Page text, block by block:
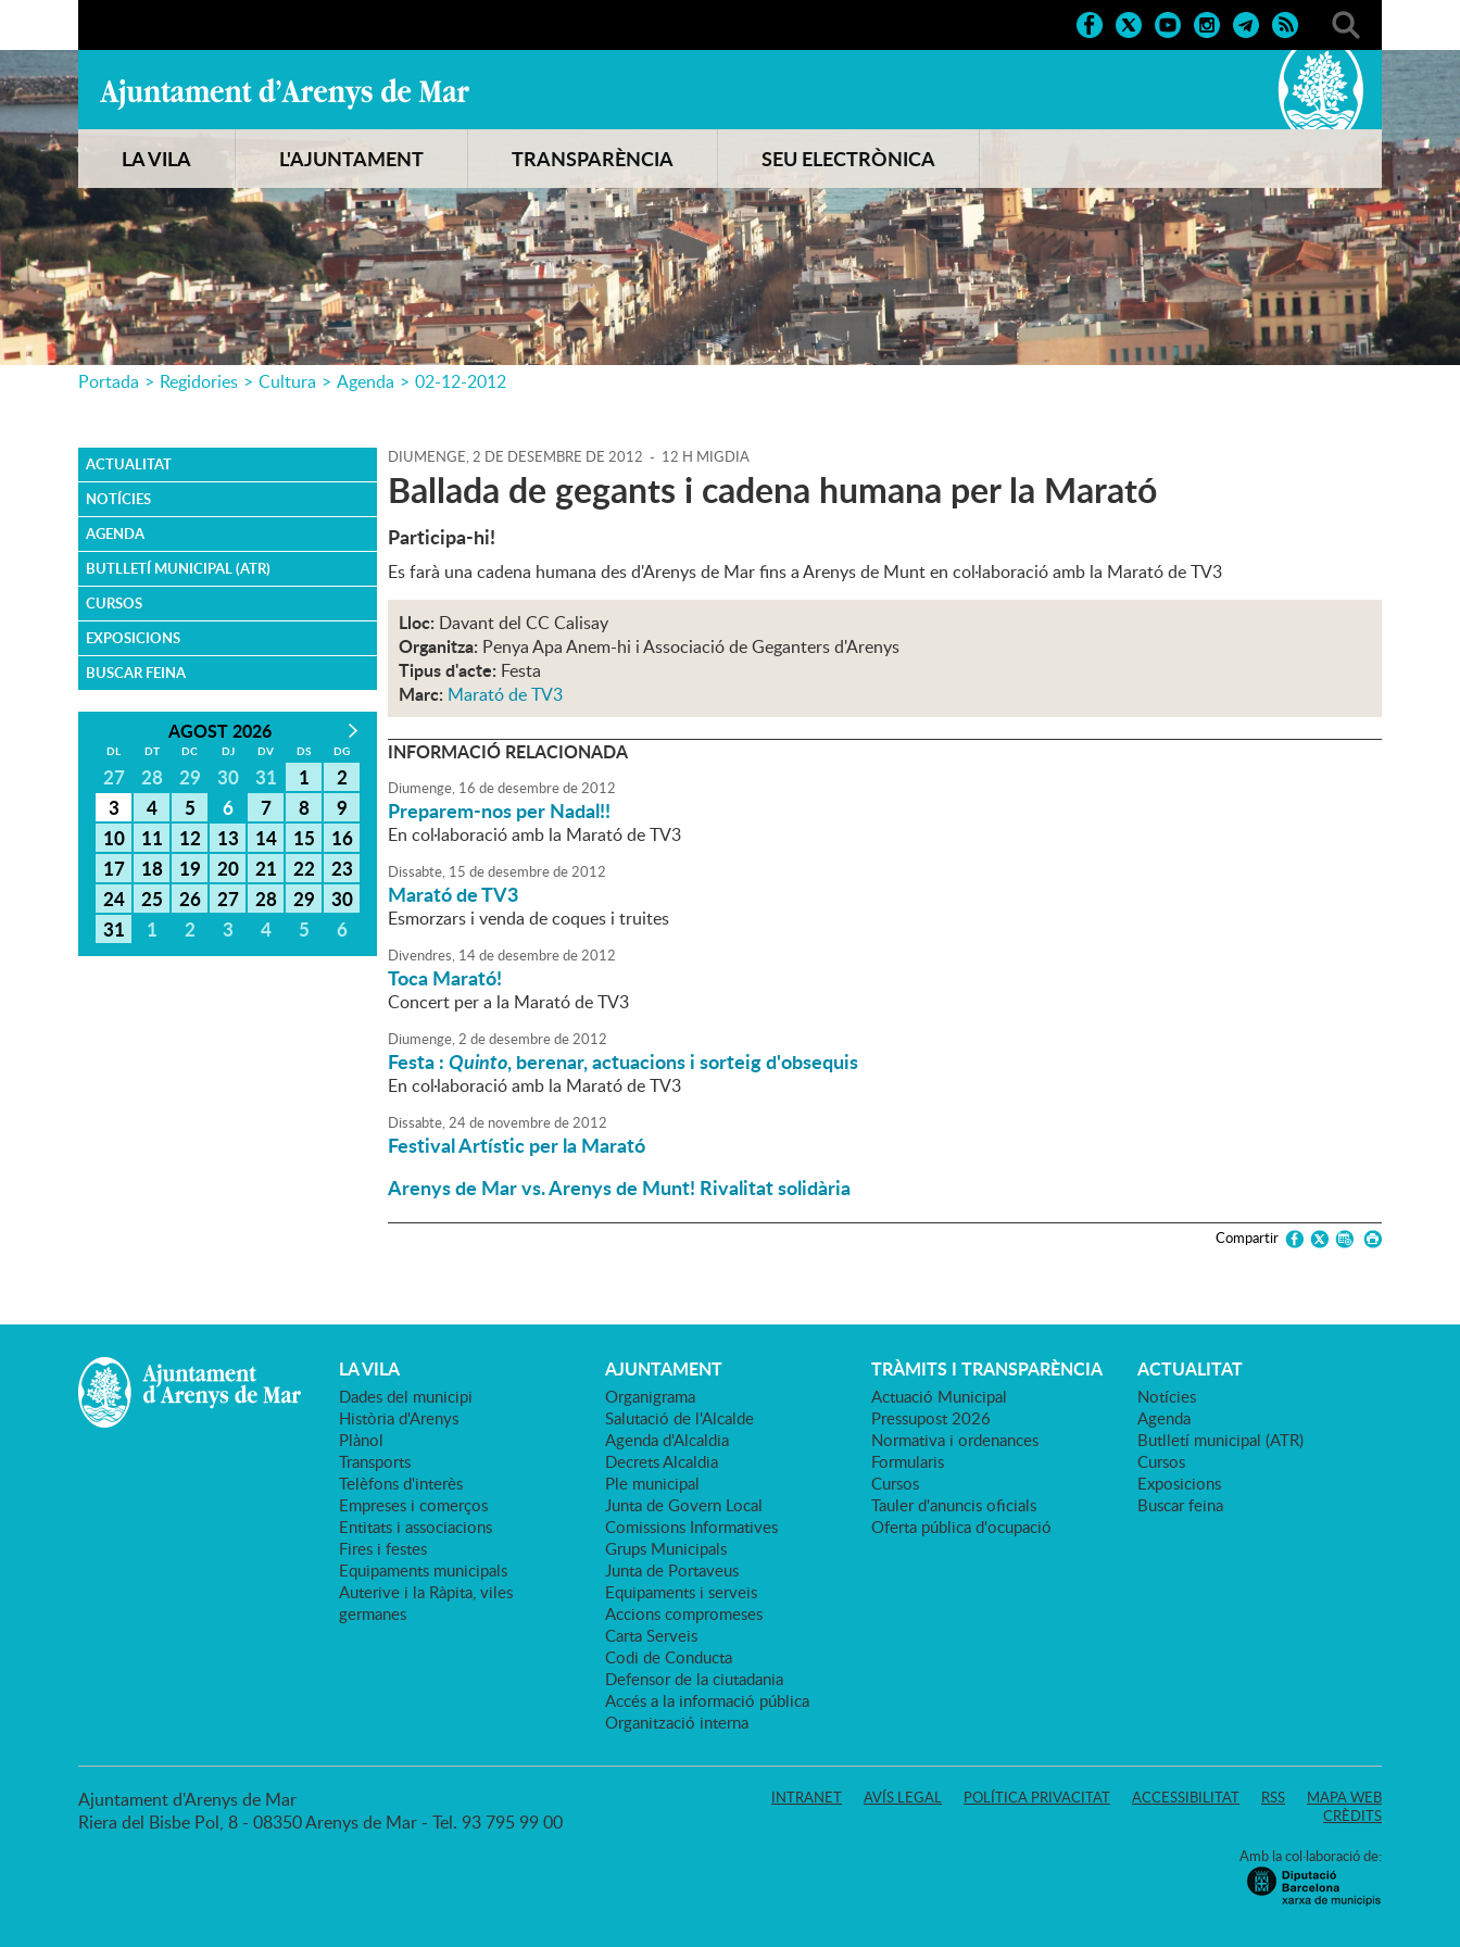
LA VILA L'AJUNTAMENT TRANSPARÈNCIA SEU ELECTRÒNICA
Portada > Regidories > Cultura > Agenda > 02-12-2012
ACTUALITAT
NOTÍCIES
AGENDA
BUTLLETÍ MUNICIPAL (ATR)
CURSOS
EXPOSICIONS
BUSCAR FEINA
AGOST 2026
DL DT DC DJ DV DS DG
27 28 29 30 31 1
2
3
4 5 6 7 8
9
10
11 12 13 14 15
16
17
18 19 20 21 22
23
24
25 26 27 28 29
30
31
1 2 3 4 5 6
DIUMENGE,2 DE DESEMBRE DE 2012 - 12 H MIGDIA
Ballada de gegants i cadena humana per la Marató
Participa-hi!
Es farà una cadena humana des d'Arenys de Mar fins a Arenys de Munt en col·laboració amb la Marató de TV3
Lloc: Davant del CC Calisay
Organitza: Penya Apa Anem-hi i Associació de Geganters d'Arenys
Tipus d'acte: Festa
Marc: Marató de TV3
INFORMACIÓ RELACIONADA
Diumenge, 16 dedesembrede2012
Preparem-nos per Nadal!!
En col·laboració amb la Marató de TV3
Dissabte, 15 dedesembrede2012
Marató de TV3
Esmorzars i venda de coques i truites
Divendres, 14dedesembrede2012
Toca Marató!
Concert per a la Marató de TV3
Diumenge,2 dedesembrede2012
Festa :Quinto, berenar, actuacions i sorteig d'obsequis
En col·laboració amb la Marató de TV3
Dissabte,24de novembrede2012
Festival Artístic per la Marató
Arenys de Mar vs. Arenys de Munt! Rivalitat solidària
Compartir
LA VILA
Dades del municipi
Història d'Arenys
Plànol
Transports
Telèfons d'interès
Empreses i comerços
Entitats i associacions
Fires i festes
Equipaments municipals
Auterive i la Ràpita, viles
germanes
AJUNTAMENT
Organigrama
Salutació de l'Alcalde
Agenda d'Alcaldia
Decrets Alcaldia
Ple municipal
Junta de Govern Local
Comissions Informatives
Grups Municipals
Junta de Portaveus
Equipaments i serveis
Accions compromeses
Carta Serveis
Codi de Conducta
Defensor de la ciutadania
Accés a la informació pública
Organització interna
TRÀMITS I TRANSPARÈNCIA
Actuació Municipal
Pressupost 2026
Normativa i ordenances
Formularis
Cursos
Tauler d'anuncis oficials
Oferta pública d'ocupació
ACTUALITAT
Notícies
Agenda
Butlletí municipal (ATR)
Cursos
Exposicions
Buscar feina
Ajuntament d'Arenys de Mar
Riera del Bisbe Pol, 8 - 08350 Arenys de Mar - Tel. 93 795 99 00
INTRANET AVÍS LEGAL POLÍTICA PRIVACITAT ACCESSIBILITAT RSS
MAPA WEB
CRÈDITS
Amb la col·laboració de: